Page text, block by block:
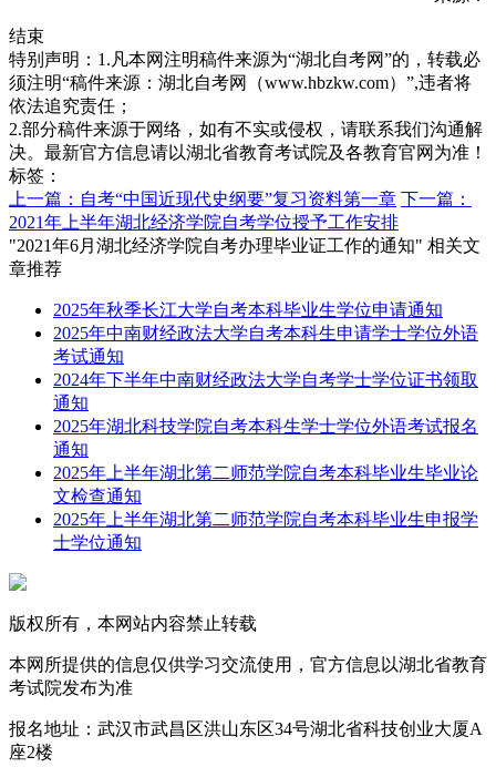
结束
特别声明：1.凡本网注明稿件来源为“湖北自考网”的，转载必
须注明“稿件来源：湖北自考网（www.hbzkw.com）”,违者将
依法追究责任；
2.部分稿件来源于网络，如有不实或侵权，请联系我们沟通解
决。最新官方信息请以湖北省教育考试院及各教育官网为准！
标签：
上一篇：自考“中国近现代史纲要”复习资料第一章 下一篇：
2021年上半年湖北经济学院自考学位授予工作安排
"2021年6月湖北经济学院自考办理毕业证工作的通知" 相关文
章推荐
2025年秋季长江大学自考本科毕业生学位申请通知
2025年中南财经政法大学自考本科生申请学士学位外语
考试通知
2024年下半年中南财经政法大学自考学士学位证书领取
通知
2025年湖北科技学院自考本科生学士学位外语考试报名
通知
2025年上半年湖北第二师范学院自考本科毕业生毕业论
文检查通知
2025年上半年湖北第二师范学院自考本科毕业生申报学
士学位通知
版权所有，本网站内容禁止转载
本网所提供的信息仅供学习交流使用，官方信息以湖北省教育
考试院发布为准
报名地址：武汉市武昌区洪山东区34号湖北省科技创业大厦A
座2楼